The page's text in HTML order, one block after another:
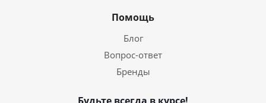
Помощь
Блог
Вопрос-ответ
Бренды